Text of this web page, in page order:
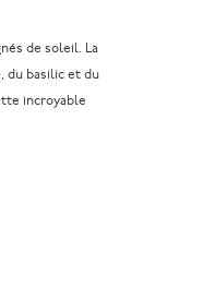
de soleil. La
du basilic et du
incroyable